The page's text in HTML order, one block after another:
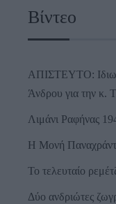
Βίντεο
ΑΠΙΣΤΕΥΤΟ:
Άνδρου για την κ.
Λιμάνι Ραφήνας
Η Μονή
Το τελευταίο
Δύο ανδριώτες